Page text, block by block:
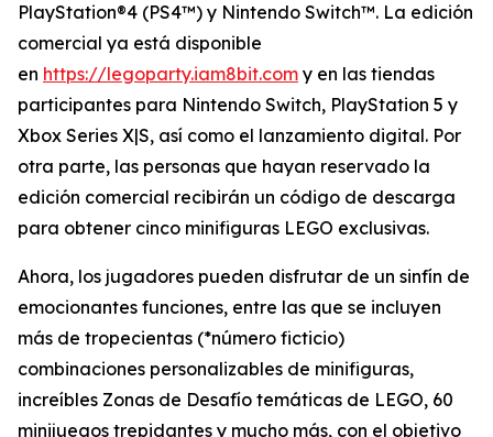
PlayStation®4 (PS4™) y Nintendo Switch™. La edición
comercial ya está disponible
en https://legoparty.iam8bit.com y en las tiendas
participantes para Nintendo Switch, PlayStation 5 y
Xbox Series X|S, así como el lanzamiento digital. Por
otra parte, las personas que hayan reservado la
edición comercial recibirán un código de descarga
para obtener cinco minifiguras LEGO exclusivas.
Ahora, los jugadores pueden disfrutar de un sinfín de
emocionantes funciones, entre las que se incluyen
más de tropecientas (*número ficticio)
combinaciones personalizables de minifiguras,
increíbles Zonas de Desafío temáticas de LEGO, 60
minijuegos trepidantes y mucho más, con el objetivo